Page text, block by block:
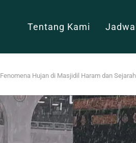
Tentang Kami
Fenomena Hujan di Masjidil Haram dan